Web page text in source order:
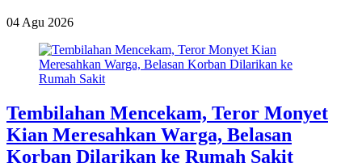
04 Agu 2026
Tembilahan Mencekam, Teror Monyet
Kian Meresahkan Warga, Belasan
Korban Dilarikan ke Rumah Sakit